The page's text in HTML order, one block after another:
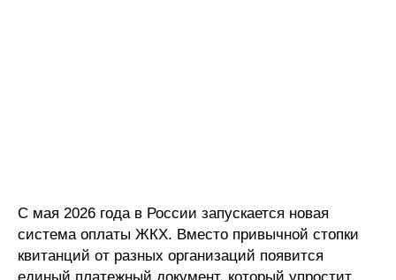
С мая 2026 года в России запускается новая
система оплаты ЖКХ. Вместо привычной стопки
квитанций от разных организаций появится